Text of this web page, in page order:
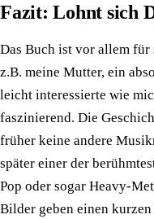
Fazit: Lohnt sich
Das Buch ist vor allem für
z.B. meine Mutter, ein
leicht interessierte wie
faszinierend. Die
früher keine andere
später einer der
Pop oder sogar Heavy-
Bilder geben einen